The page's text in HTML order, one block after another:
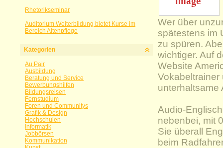
Rhetorikseminar
Auditorium Weiterbildung bietet Kurse im
Bereich Altenpflege
Kategorien
Au Pair
Ausbildung
Beratung und Service
Bewerbungshilfen
Bildungsreisen
Fernstudium
Foren und Communitys
Grafik & Design
Hochschulen
Informatik
Jobbörsen
Kommunikation
Wer über
spätestens im
zu spüren.
wichtiger. Auf
Website
Vokabeltrainer
unterhaltsame
Audio-
nebenbei, mit
Sie überall
beim